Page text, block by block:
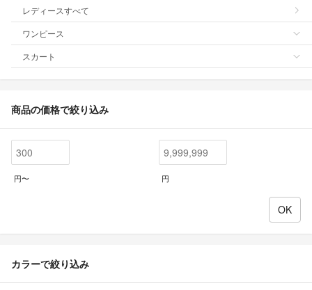
レディースすべて
ワンピース
スカート
商品の価格で絞り込み
円〜 円
カラーで絞り込み